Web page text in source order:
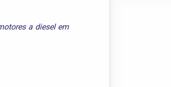
a diesel em